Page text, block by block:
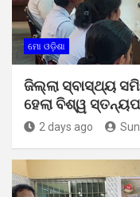
ମୋ ଓଡ଼ିଶା
ଜିଲ୍ଲା ସ୍ବାସ୍ଥ୍ୟ
ହେଲା ବିଶ୍ୱ
2 days ago